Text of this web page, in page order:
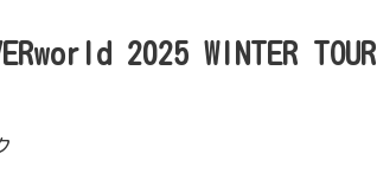
2025 WINTER TOUR